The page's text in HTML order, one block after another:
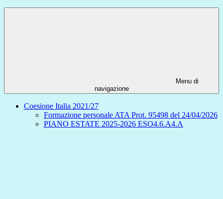
Menu di
navigazione
Coesione Italia 2021/27
Formazione personale ATA Prot. 95498 del 24/04/2026
PIANO ESTATE 2025-2026 ESO4.6.A4.A